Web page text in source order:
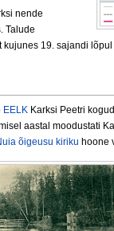
nende
Talude
19. sajandi
EELK Karksi Peetri
aastal moodustati
õigeusu kiriku hoone